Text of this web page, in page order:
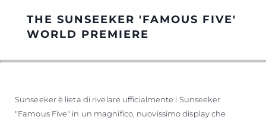
HERITAGE
THE SUNSEEKER 'FAMOUS FIVE'
WORLD PREMIERE
Sunseeker è lieta di rivelare ufficialmente i Sunseeker
"Famous Five" in un magnifico, nuovissimo display che